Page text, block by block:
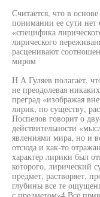
Считается, что в
понимании ее сути нет
«специфика
лирического
расценивают
миром
Н А Гуляев полагает,
не преодолевая
преград «изображая
лирик, по существу,
Поспелов говорит о
действительности
явлениями мира, но и
отсюда и как-то
характер лирики был
которого, лирический
предмет, растворяет,
глубины все те